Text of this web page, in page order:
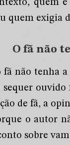
quem
quem exigia
O fã não
fã não tenha
ouvido
de fã, a
o autor
sobre